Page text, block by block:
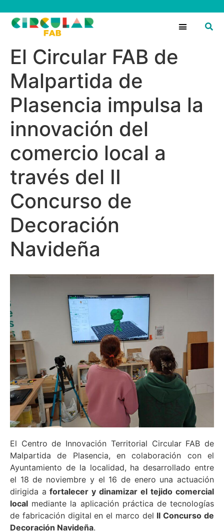
El Circular FAB de
Malpartida de
Plasencia impulsa la
innovación del
comercio local a
través del II
Concurso de
Decoración
Navideña
El Centro de Innovación Territorial Circular FAB de
Malpartida de Plasencia, en colaboración con el
Ayuntamiento de la localidad, ha desarrollado entre
el 18 de noviembre y el 16 de enero una actuación
dirigida a fortalecer y dinamizar el tejido comercial
local mediante la aplicación práctica de tecnologías
de fabricación digital en el marco del II Concurso de
Decoración Navideña.